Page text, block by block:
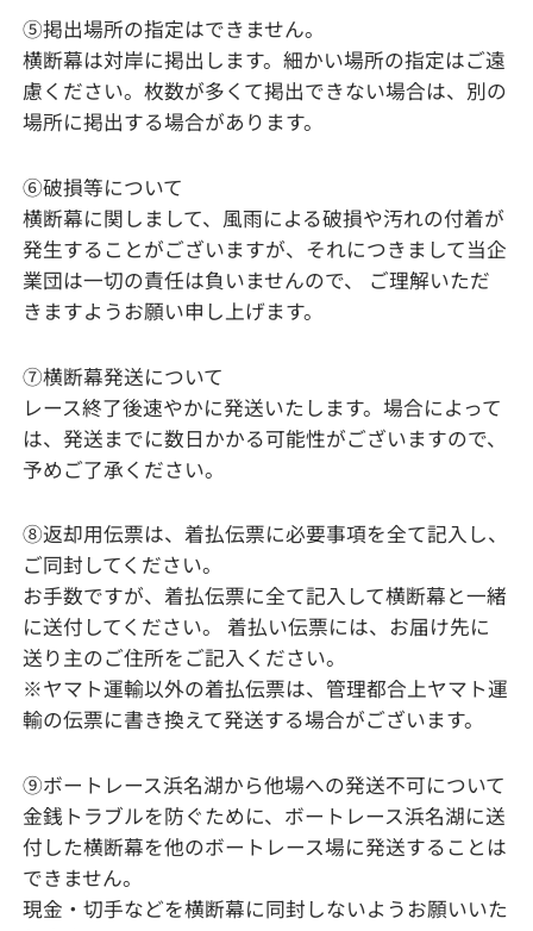
⑤掲出場所の指定はできません。
横断幕は対岸に掲出します。細かい場所の指定はご遠
慮ください。枚数が多くて掲出できない場合は、別の
場所に掲出する場合があります。
⑥破損等について
横断幕に関しまして、風雨による破損や汚れの付着が
発生することがございますが、それにつきまして当企
業団は一切の責任は負いませんので、 ご理解いただ
きますようお願い申し上げます。
⑦横断幕発送について
レース終了後速やかに発送いたします。場合によって
は、発送までに数日かかる可能性がございますので、
予めご了承ください。
⑧返却用伝票は、着払伝票に必要事項を全て記入し、
ご同封してください。
お手数ですが、着払伝票に全て記入して横断幕と一緒
に送付してください。 着払い伝票には、お届け先に
送り主のご住所をご記入ください。
※ヤマト運輸以外の着払伝票は、管理都合上ヤマト運
輸の伝票に書き換えて発送する場合がございます。
⑨ボートレース浜名湖から他場への発送不可について
金銭トラブルを防ぐために、ボートレース浜名湖に送
付した横断幕を他のボートレース場に発送することは
できません。
現金・切手などを横断幕に同封しないようお願いいた